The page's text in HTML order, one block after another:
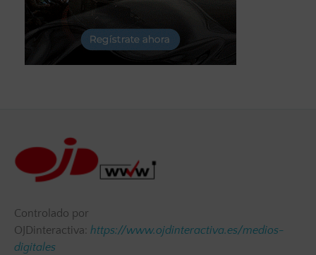
Controlado por
OJDinteractiva: https://www.ojdinteractiva.es/medios-
digitales